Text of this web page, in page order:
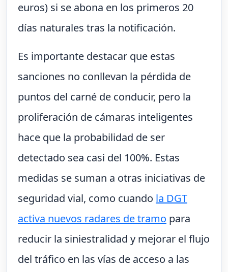
euros) si se abona en los primeros 20
días naturales tras la notificación.
Es importante destacar que estas
sanciones no conllevan la pérdida de
puntos del carné de conducir, pero la
proliferación de cámaras inteligentes
hace que la probabilidad de ser
detectado sea casi del 100%. Estas
medidas se suman a otras iniciativas de
seguridad vial, como cuando la DGT
activa nuevos radares de tramo para
reducir la siniestralidad y mejorar el flujo
del tráfico en las vías de acceso a las